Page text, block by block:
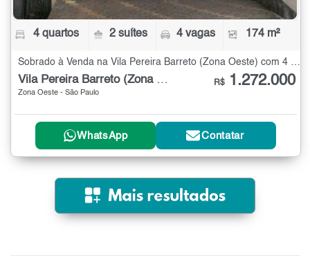
4 quartos 2 suítes 4 vagas 174 m²
Sobrado à Venda na Vila Pereira Barreto (Zona Oeste) com 4 quartos - 174 m²
Vila Pereira Barreto (Zona Oeste)
Zona Oeste - São Paulo
R$ 1.272.000
WhatsApp Contatar